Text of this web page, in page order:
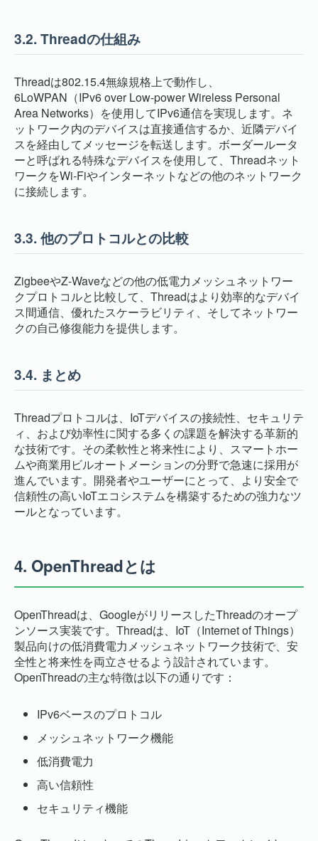
3.2. Threadの仕組み
Threadは802.15.4無線規格上で動作し、
6LoWPAN（IPv6 over Low-power Wireless Personal
Area Networks）を使用してIPv6通信を実現します。ネ
ットワーク内のデバイスは直接通信するか、近隣デバイ
スを経由してメッセージを転送します。ボーダールータ
ーと呼ばれる特殊なデバイスを使用して、Threadネット
ワークをWi-Fiやインターネットなどの他のネットワーク
に接続します。
3.3. 他のプロトコルとの比較
ZigbeeやZ-Waveなどの他の低電力メッシュネットワー
クプロトコルと比較して、Threadはより効率的なデバイ
ス間通信、優れたスケーラビリティ、そしてネットワー
クの自己修復能力を提供します。
3.4. まとめ
Threadプロトコルは、IoTデバイスの接続性、セキュリテ
ィ、および効率性に関する多くの課題を解決する革新的
な技術です。その柔軟性と将来性により、スマートホー
ムや商業用ビルオートメーションの分野で急速に採用が
進んでいます。開発者やユーザーにとって、より安全で
信頼性の高いIoTエコシステムを構築するための強力なツ
ールとなっています。
4. OpenThreadとは
OpenThreadは、GoogleがリリースしたThreadのオープ
ンソース実装です。Threadは、IoT（Internet of Things）
製品向けの低消費電力メッシュネットワーク技術で、安
全性と将来性を両立させるよう設計されています。
OpenThreadの主な特徴は以下の通りです：
IPv6ベースのプロトコル
メッシュネットワーク機能
低消費電力
高い信頼性
セキュリティ機能